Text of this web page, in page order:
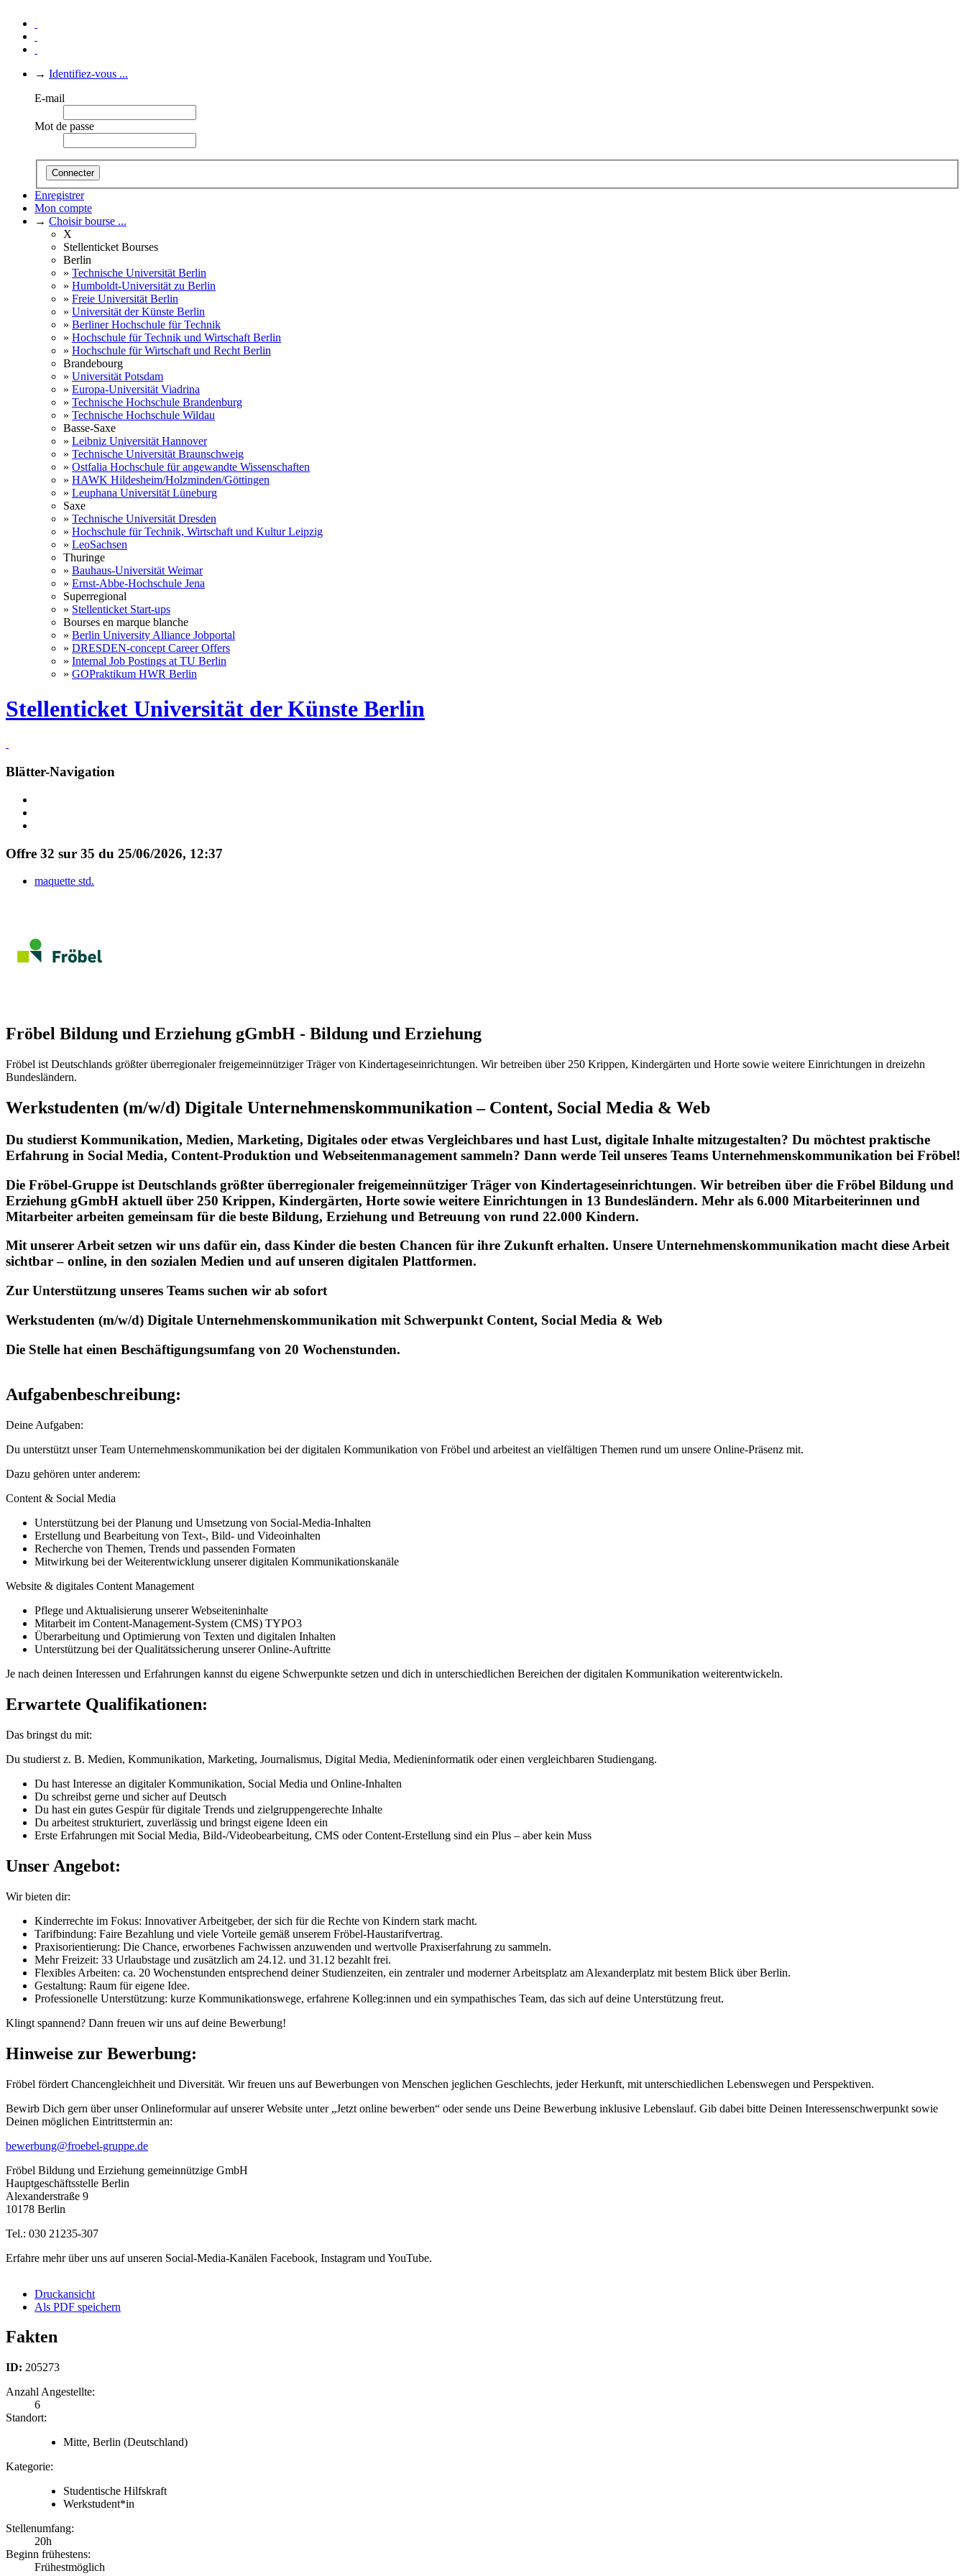
→ Identifiez-vous ...
E-mail
Mot de passe
Connecter
Enregistrer
Mon compte
→ Choisir bourse ...
X
Stellenticket Bourses
Berlin
» Technische Universität Berlin
» Humboldt-Universität zu Berlin
» Freie Universität Berlin
» Universität der Künste Berlin
» Berliner Hochschule für Technik
» Hochschule für Technik und Wirtschaft Berlin
» Hochschule für Wirtschaft und Recht Berlin
Brandebourg
» Universität Potsdam
» Europa-Universität Viadrina
» Technische Hochschule Brandenburg
» Technische Hochschule Wildau
Basse-Saxe
» Leibniz Universität Hannover
» Technische Universität Braunschweig
» Ostfalia Hochschule für angewandte Wissenschaften
» HAWK Hildesheim/Holzminden/Göttingen
» Leuphana Universität Lüneburg
Saxe
» Technische Universität Dresden
» Hochschule für Technik, Wirtschaft und Kultur Leipzig
» LeoSachsen
Thuringe
» Bauhaus-Universität Weimar
» Ernst-Abbe-Hochschule Jena
Superregional
» Stellenticket Start-ups
Bourses en marque blanche
» Berlin University Alliance Jobportal
» DRESDEN-concept Career Offers
» Internal Job Postings at TU Berlin
» GOPraktikum HWR Berlin
Stellenticket Universität der Künste Berlin
Blätter-Navigation
Offre 32 sur 35 du 25/06/2026, 12:37
maquette std.
Fröbel Bildung und Erziehung gGmbH - Bildung und Erziehung
Fröbel ist Deutschlands größter überregionaler freigemeinnütziger Träger von Kindertageseinrichtungen. Wir betreiben über 250 Krippen, Kindergärten und Horte sowie weitere Einrichtungen in dreizehn
Bundesländern.
Werkstudenten (m/w/d) Digitale Unternehmenskommunikation – Content, Social Media & Web
Du studierst Kommunikation, Medien, Marketing, Digitales oder etwas Vergleichbares und hast Lust, digitale Inhalte mitzugestalten? Du möchtest praktische
Erfahrung in Social Media, Content-Produktion und Webseitenmanagement sammeln? Dann werde Teil unseres Teams Unternehmenskommunikation bei Fröbel!
Die Fröbel-Gruppe ist Deutschlands größter überregionaler freigemeinnütziger Träger von Kindertageseinrichtungen. Wir betreiben über die Fröbel Bildung und
Erziehung gGmbH aktuell über 250 Krippen, Kindergärten, Horte sowie weitere Einrichtungen in 13 Bundesländern. Mehr als 6.000 Mitarbeiterinnen und
Mitarbeiter arbeiten gemeinsam für die beste Bildung, Erziehung und Betreuung von rund 22.000 Kindern.
Mit unserer Arbeit setzen wir uns dafür ein, dass Kinder die besten Chancen für ihre Zukunft erhalten. Unsere Unternehmenskommunikation macht diese Arbeit
sichtbar – online, in den sozialen Medien und auf unseren digitalen Plattformen.
Zur Unterstützung unseres Teams suchen wir ab sofort
Werkstudenten (m/w/d) Digitale Unternehmenskommunikation mit Schwerpunkt Content, Social Media & Web
Die Stelle hat einen Beschäftigungsumfang von 20 Wochenstunden.
Aufgabenbeschreibung:
Deine Aufgaben:
Du unterstützt unser Team Unternehmenskommunikation bei der digitalen Kommunikation von Fröbel und arbeitest an vielfältigen Themen rund um unsere Online-Präsenz mit.
Dazu gehören unter anderem:
Content & Social Media
Unterstützung bei der Planung und Umsetzung von Social-Media-Inhalten
Erstellung und Bearbeitung von Text-, Bild- und Videoinhalten
Recherche von Themen, Trends und passenden Formaten
Mitwirkung bei der Weiterentwicklung unserer digitalen Kommunikationskanäle
Website & digitales Content Management
Pflege und Aktualisierung unserer Webseiteninhalte
Mitarbeit im Content-Management-System (CMS) TYPO3
Überarbeitung und Optimierung von Texten und digitalen Inhalten
Unterstützung bei der Qualitätssicherung unserer Online-Auftritte
Je nach deinen Interessen und Erfahrungen kannst du eigene Schwerpunkte setzen und dich in unterschiedlichen Bereichen der digitalen Kommunikation weiterentwickeln.
Erwartete Qualifikationen:
Das bringst du mit:
Du studierst z. B. Medien, Kommunikation, Marketing, Journalismus, Digital Media, Medieninformatik oder einen vergleichbaren Studiengang.
Du hast Interesse an digitaler Kommunikation, Social Media und Online-Inhalten
Du schreibst gerne und sicher auf Deutsch
Du hast ein gutes Gespür für digitale Trends und zielgruppengerechte Inhalte
Du arbeitest strukturiert, zuverlässig und bringst eigene Ideen ein
Erste Erfahrungen mit Social Media, Bild-/Videobearbeitung, CMS oder Content-Erstellung sind ein Plus – aber kein Muss
Unser Angebot:
Wir bieten dir:
Kinderrechte im Fokus: Innovativer Arbeitgeber, der sich für die Rechte von Kindern stark macht.
Tarifbindung: Faire Bezahlung und viele Vorteile gemäß unserem Fröbel-Haustarifvertrag.
Praxisorientierung: Die Chance, erworbenes Fachwissen anzuwenden und wertvolle Praxiserfahrung zu sammeln.
Mehr Freizeit: 33 Urlaubstage und zusätzlich am 24.12. und 31.12 bezahlt frei.
Flexibles Arbeiten: ca. 20 Wochenstunden entsprechend deiner Studienzeiten, ein zentraler und moderner Arbeitsplatz am Alexanderplatz mit bestem Blick über Berlin.
Gestaltung: Raum für eigene Idee.
Professionelle Unterstützung: kurze Kommunikationswege, erfahrene Kolleg:innen und ein sympathisches Team, das sich auf deine Unterstützung freut.
Klingt spannend? Dann freuen wir uns auf deine Bewerbung!
Hinweise zur Bewerbung:
Fröbel fördert Chancengleichheit und Diversität. Wir freuen uns auf Bewerbungen von Menschen jeglichen Geschlechts, jeder Herkunft, mit unterschiedlichen Lebenswegen und Perspektiven.
Bewirb Dich gern über unser Onlineformular auf unserer Website unter „Jetzt online bewerben“ oder sende uns Deine Bewerbung inklusive Lebenslauf. Gib dabei bitte Deinen Interessenschwerpunkt sowie
Deinen möglichen Eintrittstermin an:
bewerbung@froebel-gruppe.de
Fröbel Bildung und Erziehung gemeinnützige GmbH
Hauptgeschäftsstelle Berlin
Alexanderstraße 9
10178 Berlin
Tel.: 030 21235-307
Erfahre mehr über uns auf unseren Social-Media-Kanälen Facebook, Instagram und YouTube.
Druckansicht
Als PDF speichern
Fakten
ID: 205273
Anzahl Angestellte:
6
Standort:
Mitte, Berlin (Deutschland)
Kategorie:
Studentische Hilfskraft
Werkstudent*in
Stellenumfang:
20h
Beginn frühestens:
Frühestmöglich